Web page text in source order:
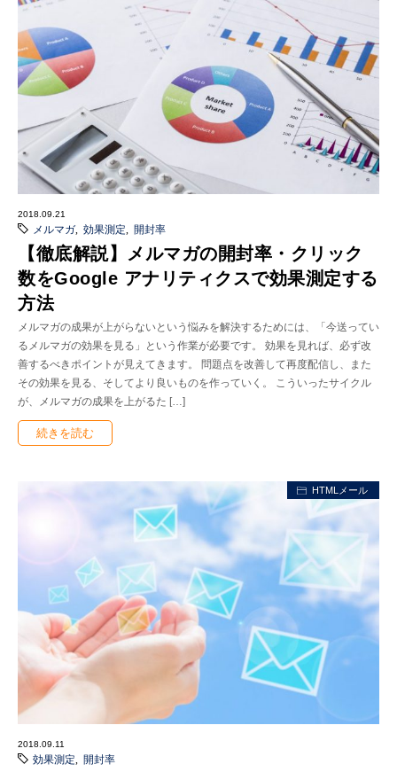
2018.09.21
メルマガ 効果測定 開封率
【徹底解説】メルマガの開封率・クリック
数をGoogle アナリティクスで効果測定する
方法
メルマガの成果が上がらないという悩みを解決するためには、「今送ってい
るメルマガの効果を見る」という作業が必要です。 効果を見れば、必ず改
善するべきポイントが見えてきます。 問題点を改善して再度配信し、また
その効果を見る、そしてより良いものを作っていく。 こういったサイクル
が、メルマガの成果を上がるた […]
続きを読む
HTMLメール
2018.09.11
効果測定 開封率